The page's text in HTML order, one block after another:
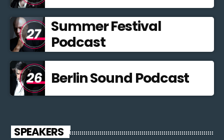
Summer Festival
Podcast
Berlin Sound Podcast
SPEAKERS